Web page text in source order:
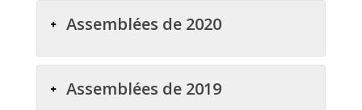
Assemblées de 2020
Assemblées de 2019